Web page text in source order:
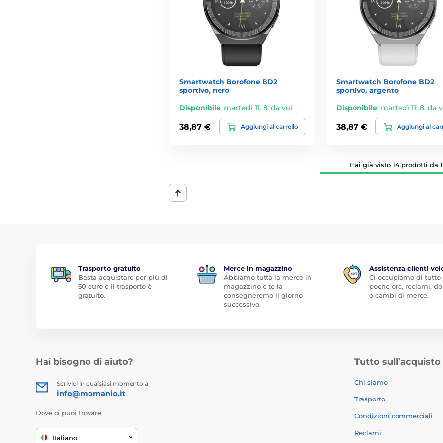
Smartwatch Borofone BD2
sportivo, nero
Disponibile, martedì 11. 8. da voi
38,87 € Aggiungi al carrello
Smartwatch Borofone BD2
sportivo, argento
Disponibile, martedì 11. 8. da
38,87 € Aggiungi al
Hai già visto 14 prodotti da
Trasporto gratuito
Basta acquistare per più di
50 euro e il trasporto è
gratuito.
Merce in magazzino
Abbiamo tutta la merce in
magazzino e te la
consegneremo il giorno
successivo.
Assistenza clienti
Ci occupiamo di tutto
poche ore, reclami,
o cambi di merce.
Hai bisogno di aiuto?
Scrivici in qualsiasi momento a
info@momanio.it
Dove ci puoi trovare
Italiano
Tutto sull’acquisto
Chi siamo
Trasporto
Condizioni commerciali
Reclami